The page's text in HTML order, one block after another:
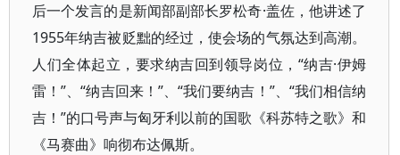
后一个发言的是新闻部副部长罗松奇·盖佐，他讲述了
1955年纳吉被贬黜的经过，使会场的气氛达到高潮。
人们全体起立，要求纳吉回到领导岗位，“纳吉·伊姆
雷！”、“纳吉回来！”、“我们要纳吉！”、“我们相信纳
吉！”的口号声与匈牙利以前的国歌《科苏特之歌》和
《马赛曲》响彻布达佩斯。